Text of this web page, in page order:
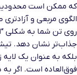
که ممکن است
الگوی مربعی و
روی تن شما به شکلی
جذاب‌تر نشان دهد.
فوق‌العاده است. اگر